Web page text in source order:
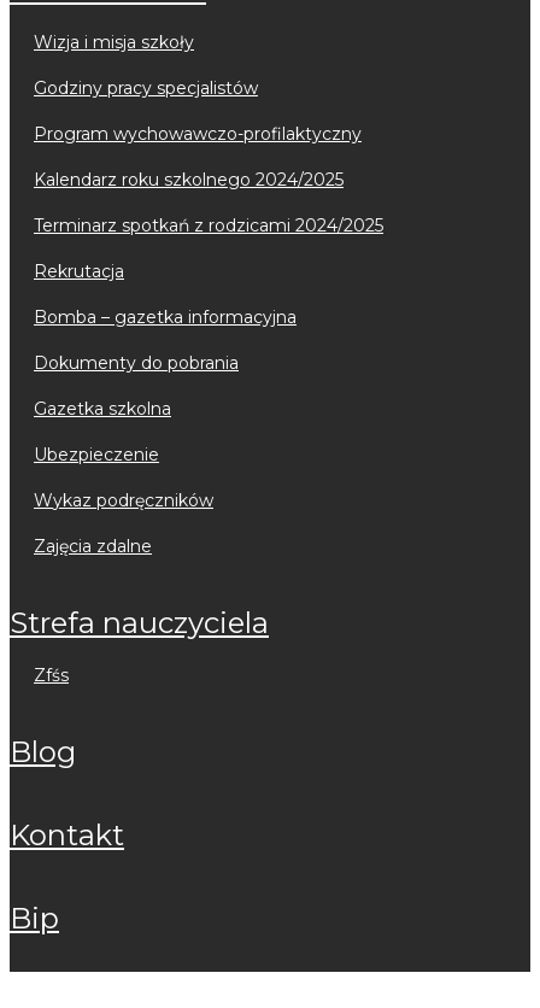
wizja i misja szkoły
godziny pracy specjalistów
program wychowawczo-profilaktyczny
kalendarz roku szkolnego 2024/2025
terminarz spotkań z rodzicami 2024/2025
rekrutacja
bomba – gazetka informacyjna
dokumenty do pobrania
gazetka szkolna
ubezpieczenie
wykaz podręczników
zajęcia zdalne
strefa nauczyciela
zfśs
blog
kontakt
bip